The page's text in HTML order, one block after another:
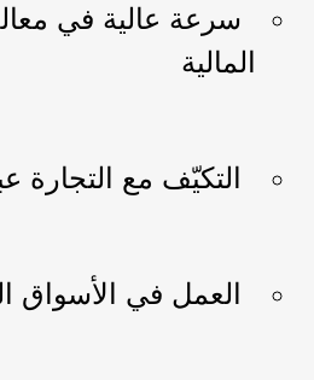
سرعة عالية في
المالية
التكيّف مع التجارة
العمل في الأسواق